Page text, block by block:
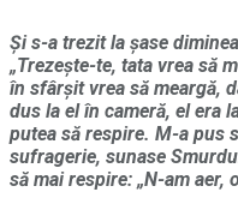
Și s-a trezit la șase
„Trezește-te, tata vrea să
în sfârșit vrea să meargă,
dus la el în cameră, el era
putea să respire. M-a pus
sufragerie, sunase
să mai respire: „N-am aer,